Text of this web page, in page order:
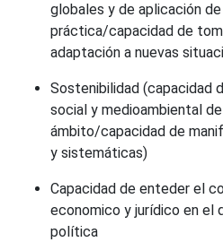
globales y de aplicación
práctica/capacidad de
adaptación a nuevas
Sostenibilidad (capacidad
social y medioambiental
ámbito/capacidad de
y sistemáticas)
Capacidad de enteder el
economico y jurídico en el
política